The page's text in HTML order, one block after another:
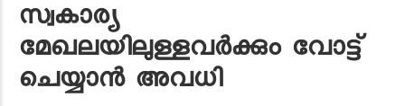
സ്വകാര്യ
മേഖലയിലുള്ളവർക്കും വോട്ട്
ചെയ്യാൻ അവധി